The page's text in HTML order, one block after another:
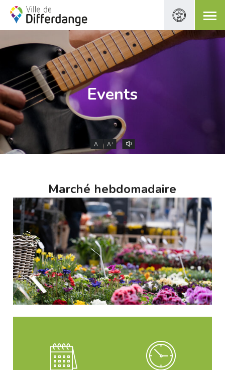
Events
A- A+
Marché hebdomadaire